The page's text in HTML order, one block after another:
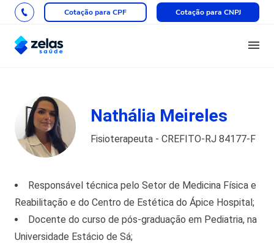
Cotação para CPF Cotação para CNPJ
Nathália Meireles
Fisioterapeuta - CREFITO-RJ 84177-F
Responsável técnica pelo Setor de Medicina Física e
Reabilitação e do Centro de Estética do Ápice Hospital;
Docente do curso de pós-graduação em Pediatria, na
Universidade Estácio de Sá;